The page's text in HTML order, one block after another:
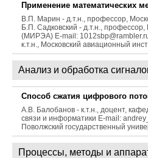
Применение математических
В.П. Марин - д.т.н., профессор,
Б.П. Садковский - д.т.н.,
(МИРЭА) E-mail:
к.т.н., Московский авиационный
Анализ и обработка
Способ сжатия цифрового
А.В. Балобанов - к.т.н., доцент,
связи и информатики E-mail:
Поволжский государственный
Процессы, методы и